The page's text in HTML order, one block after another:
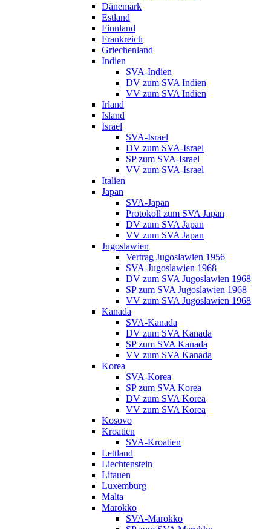
Dänemark
Estland
Finnland
Frankreich
Griechenland
Indien
SVA-Indien
DV zum SVA Indien
VV zum SVA Indien
Irland
Island
Israel
SVA-Israel
DV zum SVA-Israel
SP zum SVA-Israel
VV zum SVA-Israel
Italien
Japan
SVA-Japan
Protokoll zum SVA Japan
DV zum SVA Japan
VV zum SVA Japan
Jugoslawien
Vertrag Jugoslawien 1956
SVA-Jugoslawien 1968
DV zum SVA Jugoslawien 1968
SP zum SVA Jugoslawien 1968
VV zum SVA Jugoslawien 1968
Kanada
SVA-Kanada
DV zum SVA Kanada
SP zum SVA Kanada
VV zum SVA Kanada
Korea
SVA-Korea
SP zum SVA Korea
DV zum SVA Korea
VV zum SVA Korea
Kosovo
Kroatien
SVA-Kroatien
Lettland
Liechtenstein
Litauen
Luxemburg
Malta
Marokko
SVA-Marokko